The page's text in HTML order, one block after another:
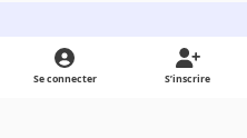
Light ModeDark ModeSystem Preference
Se connecter S’inscrire